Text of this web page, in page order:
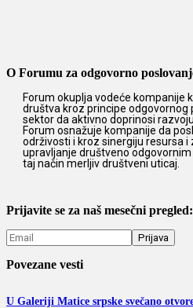
O Forumu za odgovorno
Forum okuplja vodeće kompanije
društva kroz principe odgovornog
sektor da aktivno doprinosi
Forum osnažuje kompanije da
održivosti i kroz sinergiju resursa
upravljanje društveno
taj način merljiv društveni uticaj.
Prijavite se za naš mesečni pregled:
Povezane vesti
U Galeriji Matice srpske svečano